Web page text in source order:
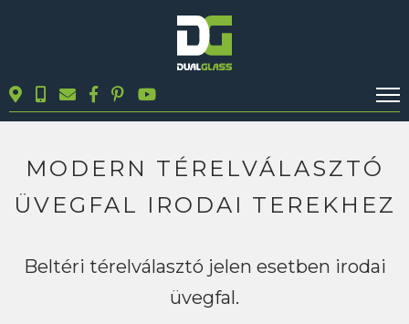
TERMÉKEK
KAPCSOLAT
MODERN TÉRELVÁLASZTÓ
ÜVEGFAL IRODAI TEREKHEZ
Beltéri térelválasztó jelen esetben irodai
üvegfal.